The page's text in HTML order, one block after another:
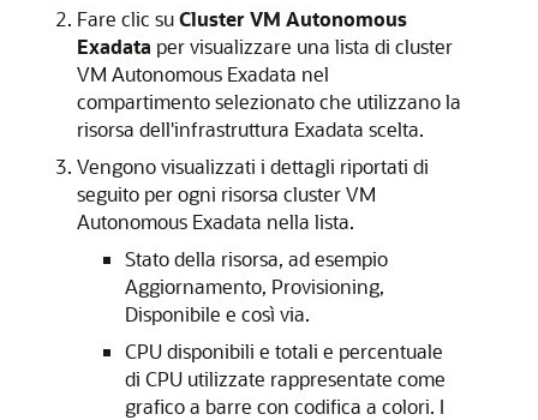
Fare clic suCluster VM Autonomous
Exadata per visualizzare una lista di cluster
VM Autonomous Exadata nel
compartimento selezionato che utilizzano la
risorsa dell'infrastruttura Exadata scelta.
Vengono visualizzati i dettagli riportati di
seguito per ogni risorsa cluster VM
Autonomous Exadata nella lista.
Stato della risorsa, ad esempio
Aggiornamento, Provisioning,
Disponibile e così via.
CPU disponibili e totali e percentuale
di CPU utilizzate rappresentate come
grafico a barre con codifica a colori. I